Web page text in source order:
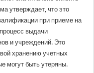
утверждает, что это
при приеме на
выдачи
и учреждений. Это
хранению учетных
могут быть утеряны.